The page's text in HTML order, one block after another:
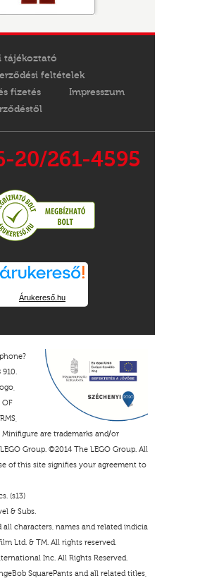
tájékoztató
feltételek
fizetés
Impresszum
20/261-4595
Árukereső.hu
OF
Minifigure are trademarks and/or
Group. ©2014 The LEGO Group. All
of this site signifies your agreement to
(s13)
& Subs.
all characters, names and related indicia
Ltd. & TM. All rights reserved.
Inc. All Rights Reserved.
SquarePants and all related titles,